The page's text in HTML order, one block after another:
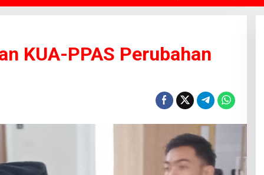
KUA-PPAS Perubahan